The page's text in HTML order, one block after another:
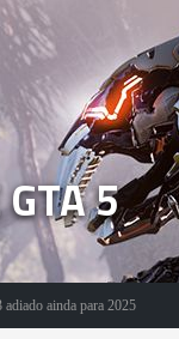
5
2025 Noticias